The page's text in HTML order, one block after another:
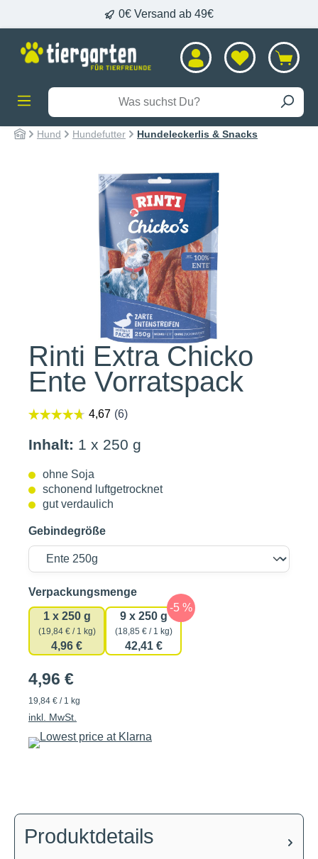
0€ Versand ab 49€
Hund Hundefutter Hundeleckerlis & Snacks
Bildergalerie überspringen
Rinti Extra Chicko
Ente Vorratspack
Inhalt: 1 x 250 g
ohne Soja
schonend luftgetrocknet
gut verdaulich
Gebindegröße
Verpackungsmengeauswählen
1 x 250 g
(19,84 € / 1 kg)
4,96 €
9 x 250 g
(18,85 € / 1 kg)
42,41 €
4,96 €
19,84 € / 1 kg
inkl. MwSt.
Produktdetails